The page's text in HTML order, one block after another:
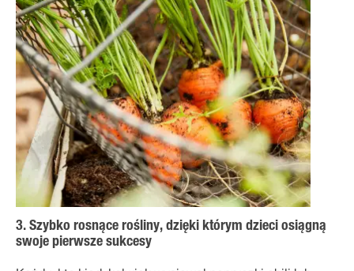
3. Szybko rosnące rośliny, dzięki którym dzieci osiągną
swoje pierwsze sukcesy